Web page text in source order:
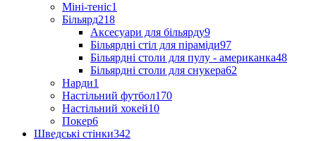
Міні-теніс1
Більярд218
Аксесуари для більярду9
Більярдні стіл для піраміди97
Більярдні столи для пулу - американка48
Більярдні столи для снукера62
Нарди1
Настільний футбол170
Настільний хокей10
Покер6
Шведські стінки342